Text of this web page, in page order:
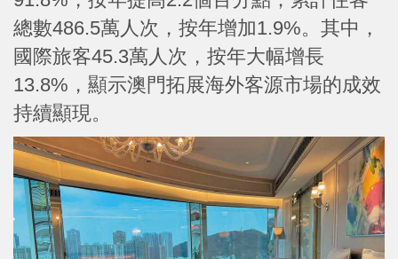
總數486.5萬人次，按年增加1.9%。其中，
國際旅客45.3萬人次，按年大幅增長
13.8%，顯示澳門拓展海外客源市場的成效
持續顯現。